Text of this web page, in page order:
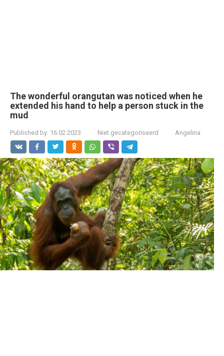
The wonderful orangutan was noticed when he
extended his hand to help a person stuck in the
mud
Published by: 16.02.2023 Niet gecategoriseerd Angelina